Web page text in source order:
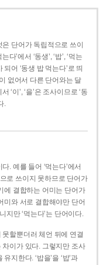
단어가 독립적으로 쓰이
’에서 ‘동생’, ‘밥’, ‘먹는
어 ‘동생 밥 먹는다’로 띄
없어서 다른 단어와는 달
‘이’, ‘을’은 조사이므로 ‘동
.
. 예를 들어 ‘먹는다’에서
으로 쓰이지 못하므로 단어가
에 결합하는 어미는 단어가
미와 서로 결합해야만 단어
지만 ‘먹는다’는 단어이다.
할뿐더러 체언 뒤에 연결
이가 있다. 그렇지만 조사
지한다. ‘밥을’을 ‘밥’과